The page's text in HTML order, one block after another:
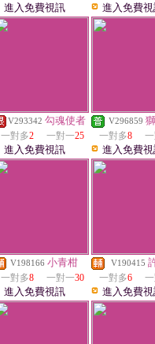
進入免費視訊 進入免費
V293342 勾魂使者
一對多2 一對一25
進入免費視訊
V296859
一對多8
進入免費
V198166 小青柑
一對多8 一對一30
進入免費視訊
V190415
一對多6
進入免費